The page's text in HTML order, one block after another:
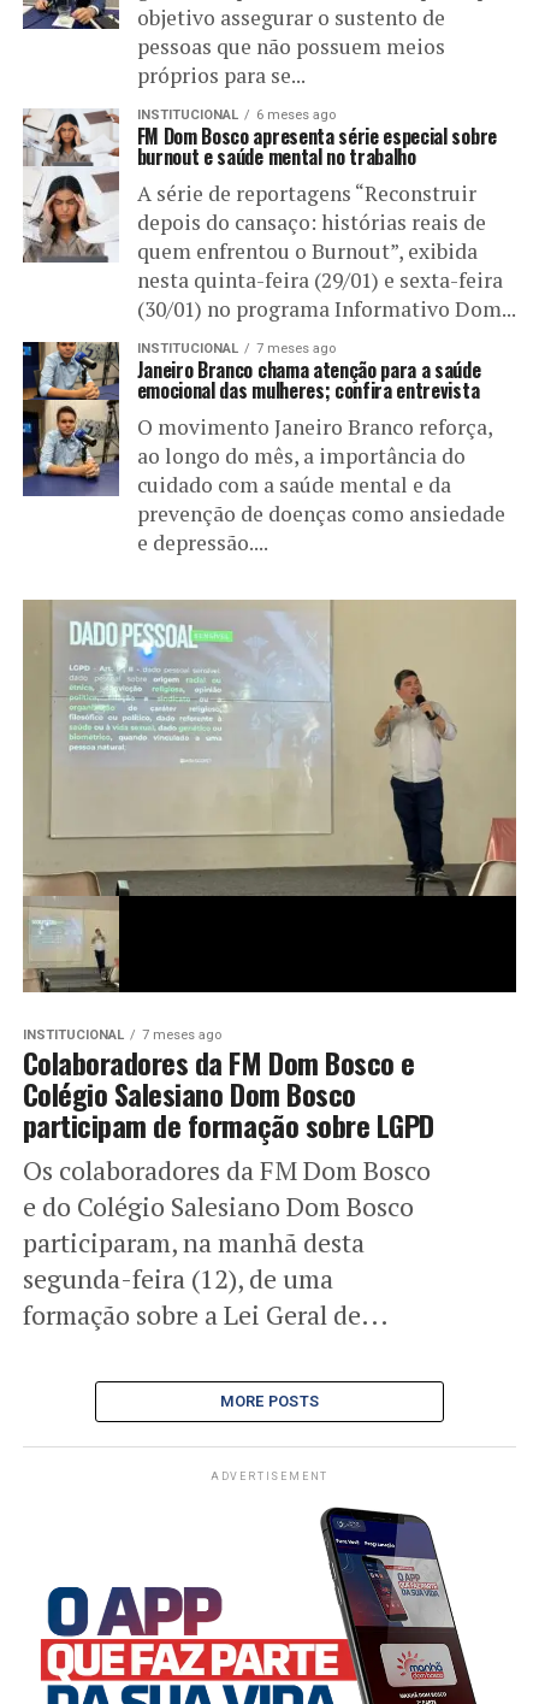
objetivo assegurar o sustento de
pessoas que não possuem meios
próprios para se...
INSTITUCIONAL 6 meses ago
FM Dom Bosco apresenta série especial sobre
burnout e saúde mental no trabalho
A série de reportagens “Reconstruir
depois do cansaço: histórias reais de
quem enfrentou o Burnout”, exibida
nesta quinta-feira (29/01) e sexta-feira
(30/01) no programa Informativo Dom...
INSTITUCIONAL 7 meses ago
Janeiro Branco chama atenção para a saúde
emocional das mulheres; confira entrevista
O movimento Janeiro Branco reforça,
ao longo do mês, a importância do
cuidado com a saúde mental e da
prevenção de doenças como ansiedade
e depressão....
INSTITUCIONAL 7 meses ago
Colaboradores da FM Dom Bosco e
Colégio Salesiano Dom Bosco
participam de formação sobre LGPD
Os colaboradores da FM Dom Bosco
e do Colégio Salesiano Dom Bosco
participaram, na manhã desta
segunda-feira (12), de uma
formação sobre a Lei Geral de...
MORE POSTS
ADVERTISEMENT